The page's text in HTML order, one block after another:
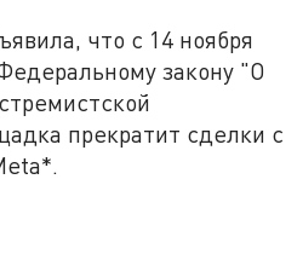
что с 14 ноября
закону "О
прекратит сделки с